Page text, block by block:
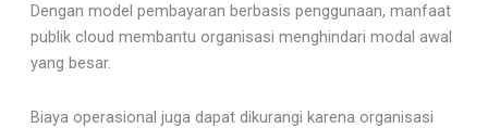
Dengan model pembayaran berbasis penggunaan, manfaat
publik cloud membantu organisasi menghindari modal awal
yang besar.
Biaya operasional juga dapat dikurangi karena organisasi